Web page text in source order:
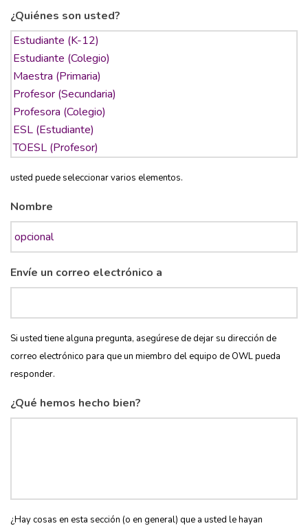
¿Quiénes son usted?
usted puede seleccionar varios elementos.
Nombre
Envíe un correo electrónico a
Si usted tiene alguna pregunta, asegúrese de dejar su dirección de
correo electrónico para que un miembro del equipo de OWL pueda
responder.
¿Qué hemos hecho bien?
¿Hay cosas en esta sección (o en general) que a usted le hayan